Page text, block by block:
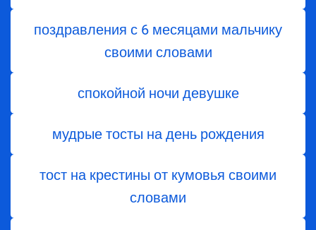
поздравления с 6 месяцами мальчику
своими словами
спокойной ночи девушке
мудрые тосты на день рождения
тост на крестины от кумовья своими
словами